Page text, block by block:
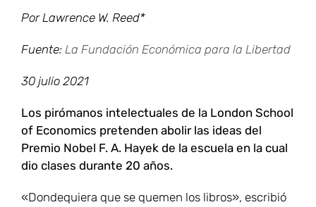
Por Lawrence W. Reed*
Fuente: La Fundación Económica para la Libertad
30 julio 2021
Los pirómanos intelectuales de la London School
of Economics pretenden abolir las ideas del
Premio Nobel F. A. Hayek de la escuela en la cual
dio clases durante 20 años.
«Dondequiera que se quemen los libros», escribió